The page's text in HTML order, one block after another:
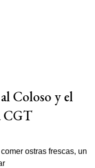
Coloso y el
CGT